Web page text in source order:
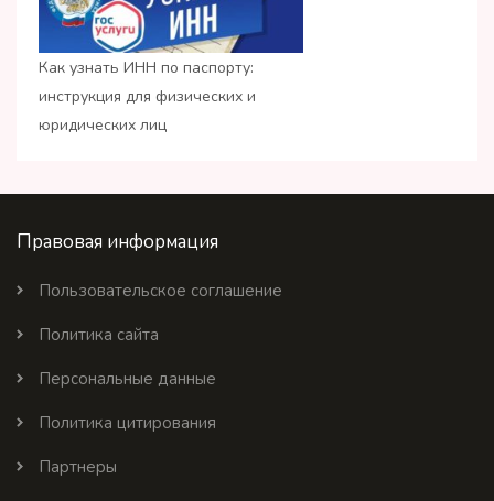
Как узнать ИНН по паспорту:
инструкция для физических и
юридических лиц
Правовая информация
Пользовательское соглашение
Политика сайта
Персональные данные
Политика цитирования
Партнеры